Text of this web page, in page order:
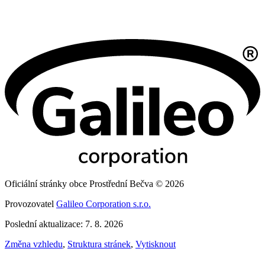
Oficiální stránky obce Prostřední Bečva © 2026
Provozovatel Galileo Corporation s.r.o.
Poslední aktualizace: 7. 8. 2026
Změna vzhledu, Struktura stránek, Vytisknout